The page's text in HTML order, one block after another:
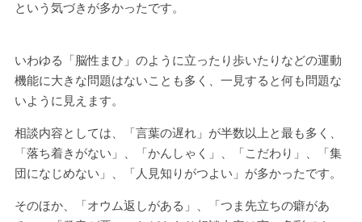
という気づきが多かったです。
いわゆる「脳性まひ」のように立ったり歩いたりなどの運動
機能に大きな問題はないことも多く、一見すると何も問題な
いように見えます。
相談内容としては、「言葉の遅れ」が半数以上と最も多く、
「落ち着きがない」、「かんしゃく」、「こだわり」、「集
団になじめない」、「人見知りがつよい」が多かったです。
そのほか、「オウム返しがある」、「つま先立ちの癖があ